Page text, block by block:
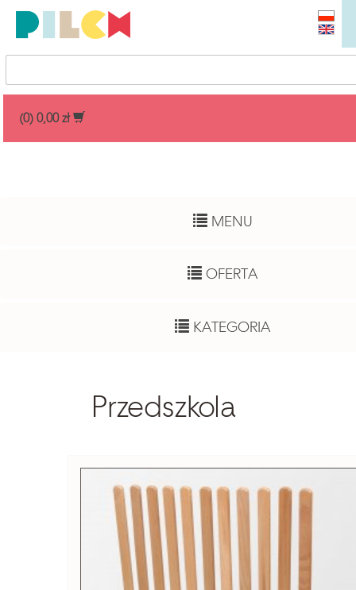
Szukaj
(0) 0,00 zł
MENU
OFERTA
KATEGORIA
Przedszkola